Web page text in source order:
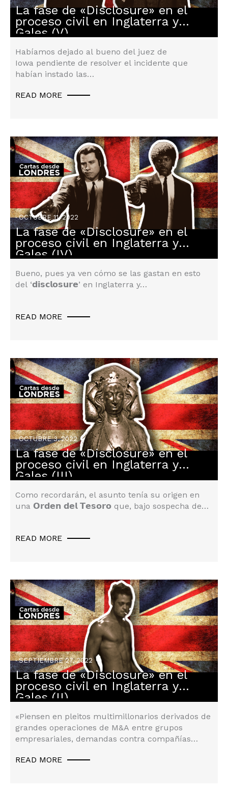
La fase de «Disclosure» en el
proceso civil en Inglaterra y
Gales (V)
Derecho Inglés
Habíamos dejado al bueno del juez de
Iowa pendiente de resolver el incidente que
habían instado las…
READ MORE
La fase de «Disclosure» en el
proceso civil en Inglaterra y
Gales (IV)
OCTUBRE 11, 2022
Derecho Inglés
Bueno, pues ya ven cómo se las gastan en esto
del ‘𝗱𝗶𝘀𝗰𝗹𝗼𝘀𝘂𝗿𝗲’ en Inglaterra y…
READ MORE
La fase de «Disclosure» en el
proceso civil en Inglaterra y
Gales (III)
OCTUBRE 3, 2022
Derecho Inglés
Como recordarán, el asunto tenía su origen en
una 𝗢𝗿𝗱𝗲𝗻 𝗱𝗲𝗹 𝗧𝗲𝘀𝗼𝗿𝗼 que, bajo sospecha de…
READ MORE
La fase de «Disclosure» en el
proceso civil en Inglaterra y
Gales (II)
SEPTIEMBRE 27, 2022
Derecho Inglés
«Piensen en pleitos multimillonarios derivados de
grandes operaciones de M&A entre grupos
empresariales, demandas contra compañías
READ MORE